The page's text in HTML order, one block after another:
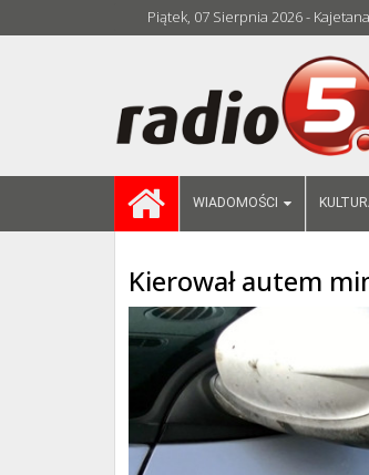
Piątek, 07 Sierpnia 2026 -
WIADOMOŚCI
Kierował autem